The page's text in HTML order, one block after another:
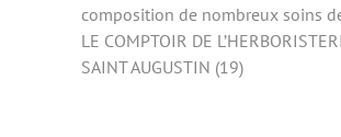
composition de nombreux soins
LE COMPTOIR DE
SAINT AUGUSTIN (19)